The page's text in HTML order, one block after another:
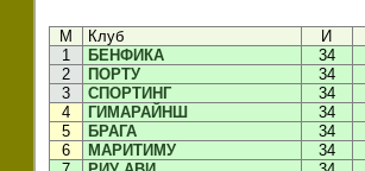
М Клуб
И
1
БЕНФИКА
34
2
ПОРТУ
34
3
СПОРТИНГ
34
4
ГИМАРАЙНШ
34
5
БРАГА
34
6
МАРИТИМУ
34